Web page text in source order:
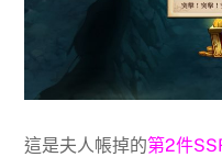
這是夫人帳掉的第2件